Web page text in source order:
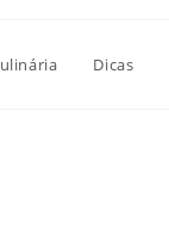
Dicas